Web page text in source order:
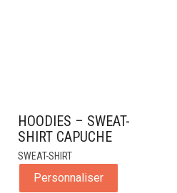
HOODIES – SWEAT-
SHIRT CAPUCHE
SWEAT-SHIRT
Personnaliser